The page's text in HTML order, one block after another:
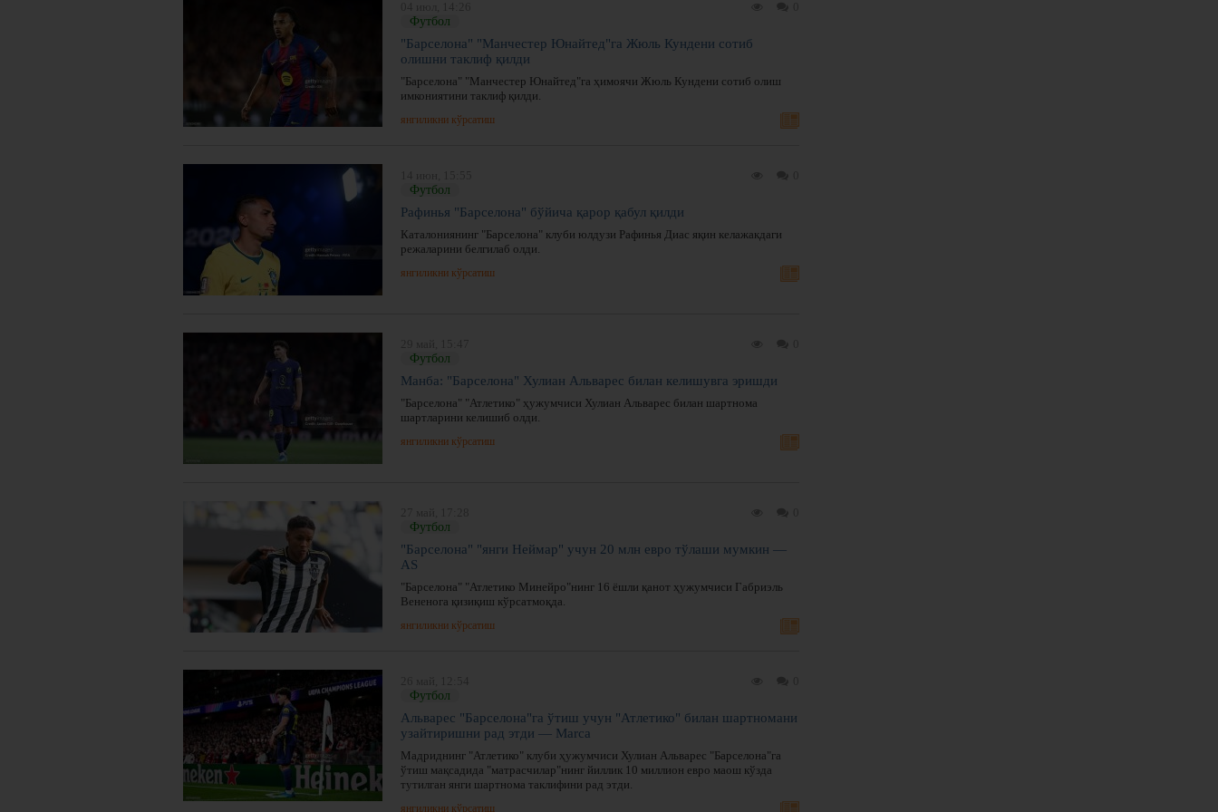
Футбол
"Барселона" "Манчестер Юнайтед"га Жюль Кундени сотиб
олишни таклиф қилди
"Барселона" "Манчестер Юнайтед"га ҳимоячи Жюль Кундени сотиб олиш
имкониятини таклиф қилди.
янгиликни кўрсатиш
Футбол
Рафинья "Барселона" бўйича қарор қабул қилди
Каталониянинг "Барселона" клуби юлдузи Рафинья Диас яқин келажакдаги
режаларини белгилаб олди.
янгиликни кўрсатиш
Футбол
Манба: "Барселона" Хулиан Альварес билан келишувга эришди
"Барселона" "Атлетико" ҳужумчиси Хулиан Альварес билан шартнома
шартларини келишиб олди.
янгиликни кўрсатиш
Футбол
"Барселона" "янги Неймар" учун 20 млн евро тўлаши мумкин —
AS
"Барселона" "Атлетико Минейро"нинг 16 ёшли қанот ҳужумчиси Габриэль
Вененога қизиқиш кўрсатмоқда.
янгиликни кўрсатиш
Футбол
Альварес "Барселона"га ўтиш учун "Атлетико" билан шартномани
узайтиришни рад этди — Marca
Мадриднинг "Атлетико" клуби ҳужумчиси Хулиан Альварес "Барселона"га
ўтиш мақсадида "матрасчилар"нинг йиллик 10 миллион евро маош кўзда
тутилган янги шартнома таклифини рад этди.
янгиликни кўрсатиш